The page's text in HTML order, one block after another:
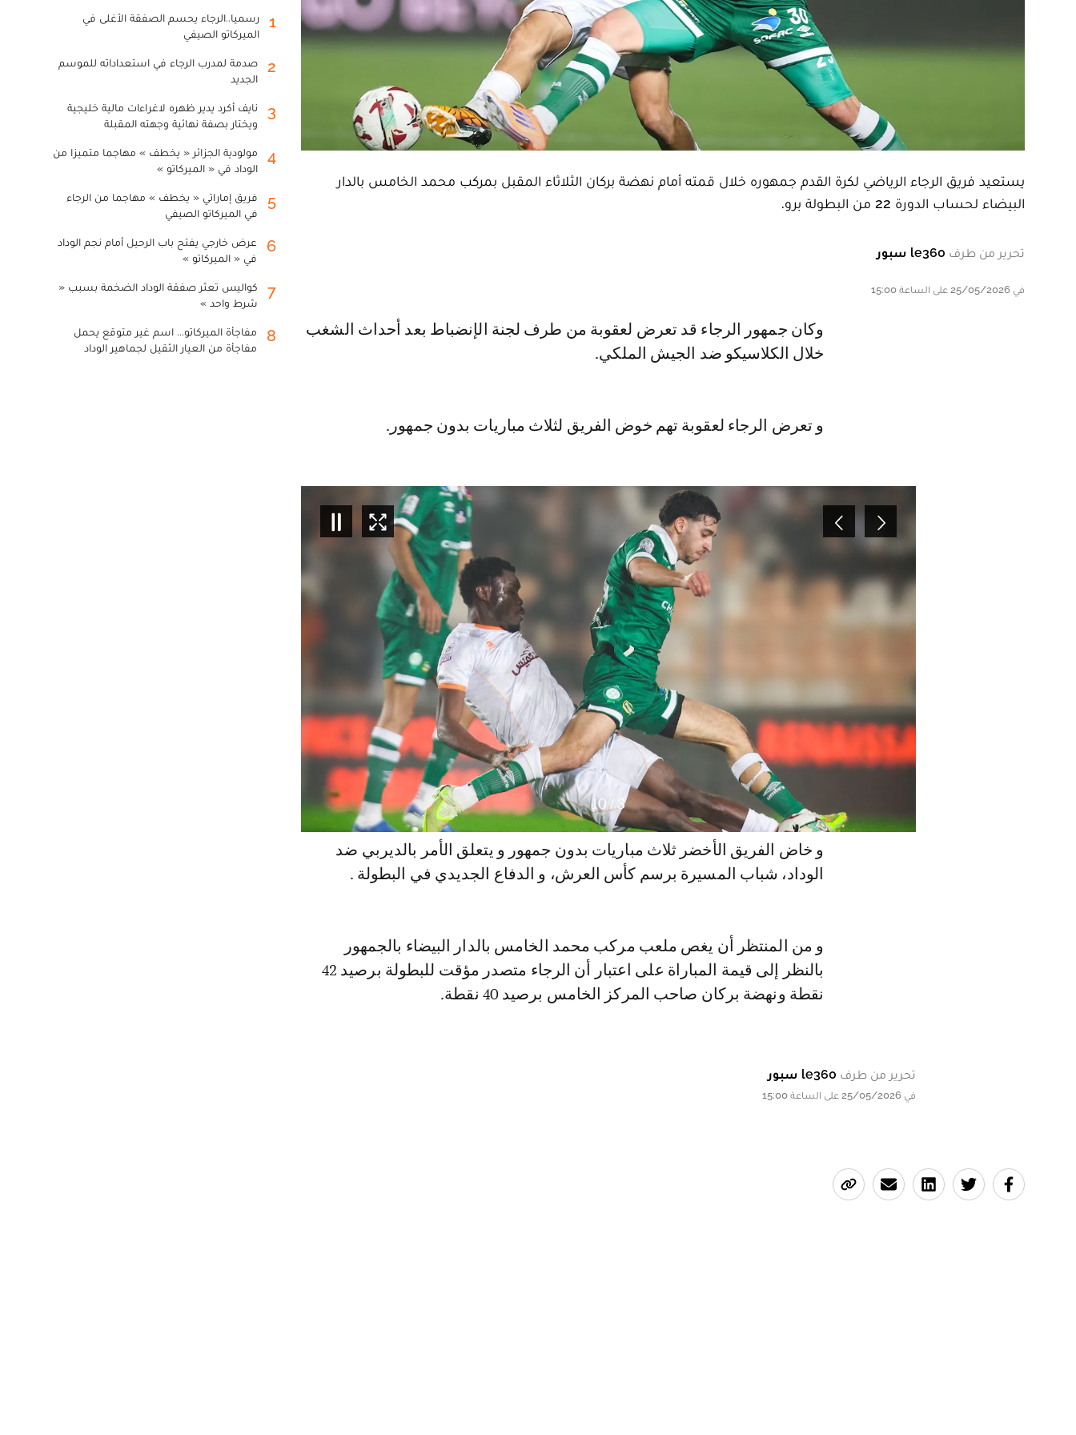
يستعيد فريق الرجاء الرياضي لكرة القدم جمهوره خلال قمته أمام نهضة بركان الثلاثاء المقبل بمركب محمد الخامس بالدار
البيضاء لحساب الدورة 22 من البطولة برو.
تحرير من طرف le360 سبور
في 25/05/2026 على الساعة 15:00
و كان جمهور الرجاء قد تعرض لعقوبة من طرف لجنة الإنضباط بعد أحداث الشغب
خلال الكلاسيكو ضد الجيش الملكي.
و تعرض الرجاء لعقوبة تهم خوض الفريق لثلاث مباريات بدون جمهور.
3
/
10
و خاض الفريق الأخضر ثلاث مباريات بدون جمهور و يتعلق الأمر بالديربي ضد
الوداد، شباب المسيرة برسم كأس العرش، و الدفاع الجديدي في البطولة .
و من المنتظر أن يغص ملعب مركب محمد الخامس بالدار البيضاء بالجمهور
بالنظر إلى قيمة المباراة على اعتبار أن الرجاء متصدر مؤقت للبطولة برصيد 42
نقطة ونهضة بركان صاحب المركز الخامس برصيد 40 نقطة.
تحرير من طرف le360 سبور
في 25/05/2026 على الساعة 15:00
1
رسميا..الرجاء يحسم الصفقة الأغلى في
الميركاتو الصيفي
2
صدمة لمدرب الرجاء في استعداداته للموسم
الجديد
3
نايف أكرد يدير ظهره لاغراءات مالية خليجية
ويختار بصفة نهائية وجهته المقبلة
4
مولودية الجزائر « يخطف » مهاجما متميزا من
الوداد في « الميركاتو »
5
فريق إماراتي « يخطف » مهاجما من الرجاء
في الميركاتو الصيفي
6
عرض خارجي يفتح باب الرحيل أمام نجم الوداد
في « الميركاتو »
7
كواليس تعثر صفقة الوداد الضخمة بسبب «
شرط واحد »
8
مفاجأة الميركاتو... اسم غير متوقع يحمل
مفاجأة من العيار الثقيل لجماهير الوداد